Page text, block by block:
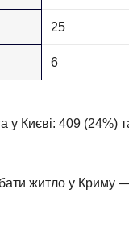
25
6
у Києві: 409 (24%)
житло у Криму